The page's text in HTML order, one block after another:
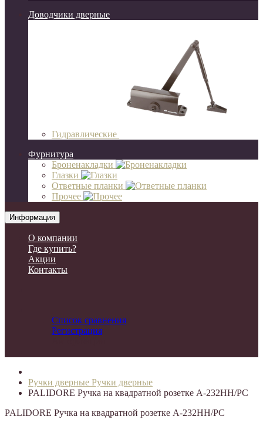
Доводчики дверные
Гидравлические
Фурнитура
Броненакладки
Глазки
Ответные планки
Прочее
Информация
О компании
Где купить?
Акции
Контакты
Список сравнения
Регистрация
Ручки дверные Ручки дверные
PALIDORE Ручка на квадратной розетке A-232HH/PC
PALIDORE Ручка на квадратной розетке A-232HH/PC